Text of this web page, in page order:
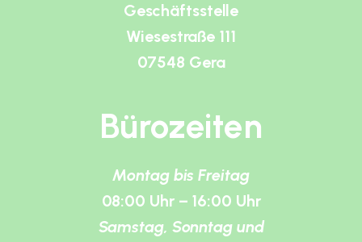
Geschäftsstelle
Wiesestraße 111
07548 Gera
Bürozeiten
Montag bis Freitag
08:00 Uhr – 16:00 Uhr
Samstag, Sonntag und